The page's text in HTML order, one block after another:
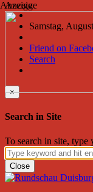
Samstag,
Friend on
Search
×
Search in Site
To search in site,
Close
Anzeige
Anzeige